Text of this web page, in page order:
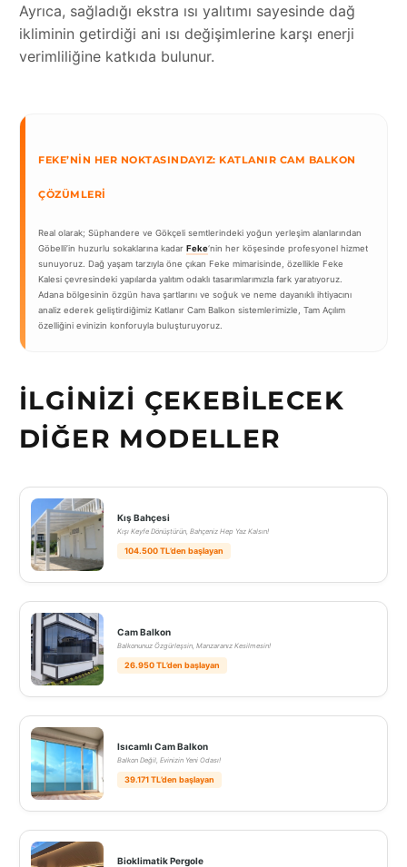
Ayrıca, sağladığı ekstra ısı yalıtımı sayesinde dağ
ikliminin getirdiği ani ısı değişimlerine karşı enerji
verimliliğine katkıda bulunur.
FEKE’NIN HER NOKTASINDAYIZ: KATLANIR CAM BALKON
ÇÖZÜMLERI
Real olarak; Süphandere ve Gökçeli semtlerindeki yoğun yerleşim alanlarından
Göbelli’in huzurlu sokaklarına kadar Feke‘nin her köşesinde profesyonel hizmet
sunuyoruz. Dağ yaşam tarzıyla öne çıkan Feke mimarisinde, özellikle Feke
Kalesi çevresindeki yapılarda yalıtım odaklı tasarımlarımızla fark yaratıyoruz.
Adana bölgesinin özgün hava şartlarını ve soğuk ve neme dayanıklı ihtiyacını
analiz ederek geliştirdiğimiz Katlanır Cam Balkon sistemlerimizle, Tam Açılım
özelliğini evinizin konforuyla buluşturuyoruz.
İLGINIZI ÇEKEBILECEK
DIĞER MODELLER
Kış Bahçesi
Kışı Keyfe Dönüştürün, Bahçeniz Hep Yaz Kalsın!
104.500 TL’den başlayan
Cam Balkon
Balkonunuz Özgürleşsin, Manzaranız Kesilmesin!
26.950 TL’den başlayan
Isıcamlı Cam Balkon
Balkon Değil, Evinizin Yeni Odası!
39.171 TL’den başlayan
Bioklimatik Pergole